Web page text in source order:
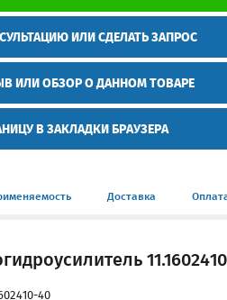
ИЛИ СДЕЛАТЬ ЗАПРОС
ИЛИ ОБЗОР О ДАННОМ ТОВАРЕ
В ЗАКЛАДКИ БРАУЗЕРА
Доставка
40